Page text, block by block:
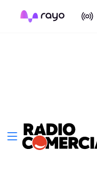
On Air